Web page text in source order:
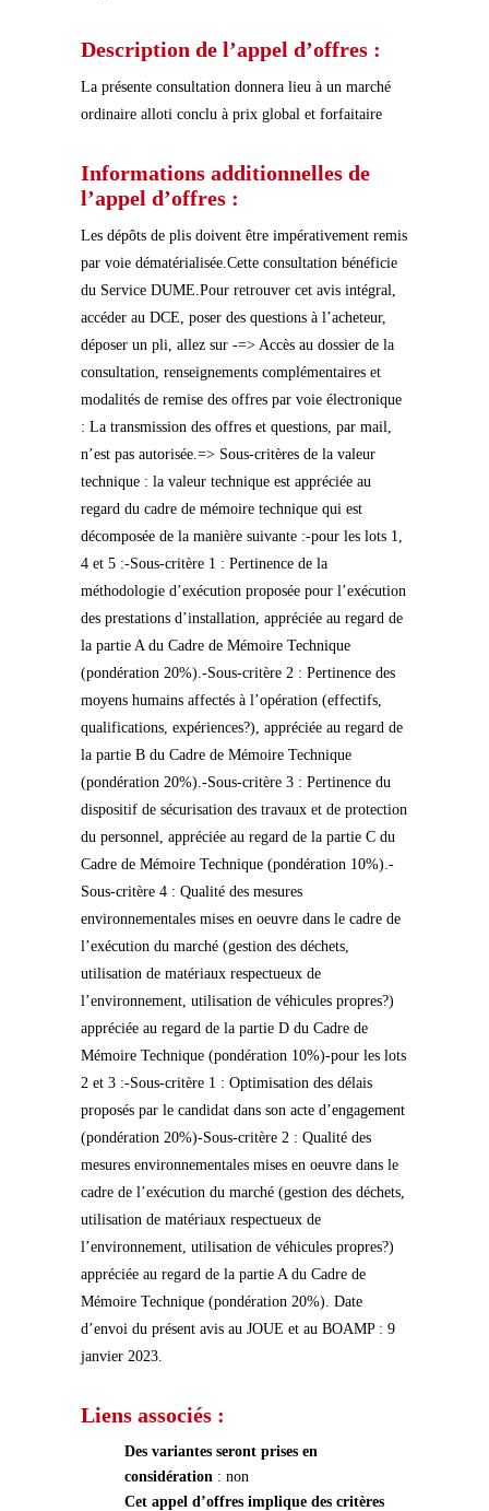
Description de l’appel d’offres :
La présente consultation donnera lieu à un marché
ordinaire alloti conclu à prix global et forfaitaire
Informations additionnelles de
l’appel d’offres :
Les dépôts de plis doivent être impérativement remis
par voie dématérialisée.Cette consultation bénéficie
du Service DUME.Pour retrouver cet avis intégral,
accéder au DCE, poser des questions à l’acheteur,
déposer un pli, allez sur -=> Accès au dossier de la
consultation, renseignements complémentaires et
modalités de remise des offres par voie électronique
: La transmission des offres et questions, par mail,
n’est pas autorisée.=> Sous-critères de la valeur
technique : la valeur technique est appréciée au
regard du cadre de mémoire technique qui est
décomposée de la manière suivante :-pour les lots 1,
4 et 5 :-Sous-critère 1 : Pertinence de la
méthodologie d’exécution proposée pour l’exécution
des prestations d’installation, appréciée au regard de
la partie A du Cadre de Mémoire Technique
(pondération 20%).-Sous-critère 2 : Pertinence des
moyens humains affectés à l’opération (effectifs,
qualifications, expériences?), appréciée au regard de
la partie B du Cadre de Mémoire Technique
(pondération 20%).-Sous-critère 3 : Pertinence du
dispositif de sécurisation des travaux et de protection
du personnel, appréciée au regard de la partie C du
Cadre de Mémoire Technique (pondération 10%).-
Sous-critère 4 : Qualité des mesures
environnementales mises en oeuvre dans le cadre de
l’exécution du marché (gestion des déchets,
utilisation de matériaux respectueux de
l’environnement, utilisation de véhicules propres?)
appréciée au regard de la partie D du Cadre de
Mémoire Technique (pondération 10%)-pour les lots
2 et 3 :-Sous-critère 1 : Optimisation des délais
proposés par le candidat dans son acte d’engagement
(pondération 20%)-Sous-critère 2 : Qualité des
mesures environnementales mises en oeuvre dans le
cadre de l’exécution du marché (gestion des déchets,
utilisation de matériaux respectueux de
l’environnement, utilisation de véhicules propres?)
appréciée au regard de la partie A du Cadre de
Mémoire Technique (pondération 20%). Date
d’envoi du présent avis au JOUE et au BOAMP : 9
janvier 2023.
Liens associés :
Des variantes seront prises en
considération : non
Cet appel d’offres implique des critères